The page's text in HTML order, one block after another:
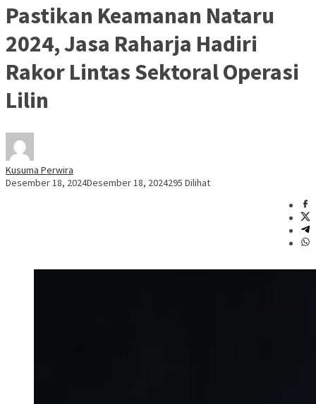
Pastikan Keamanan Nataru
2024, Jasa Raharja Hadiri
Rakor Lintas Sektoral Operasi
Lilin
Kusuma Perwira
Desember 18, 2024Desember 18, 2024295 Dilihat